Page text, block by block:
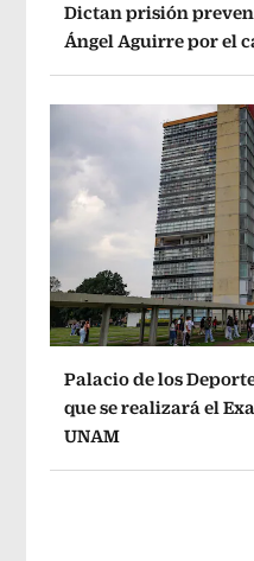
Dictan prisión
Ángel Aguirre por el
Palacio de los
que se realizará el
UNAM